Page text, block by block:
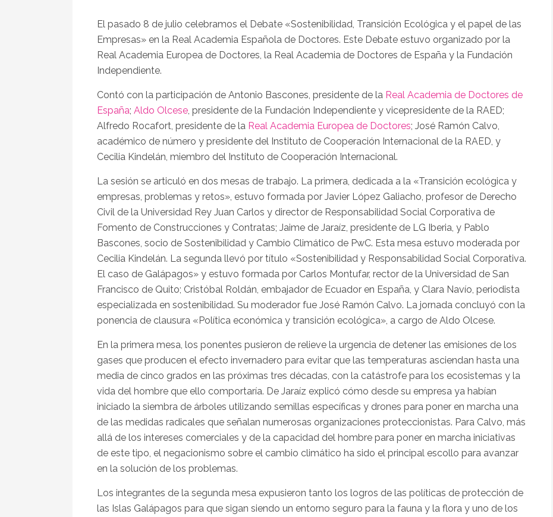
El pasado 8 de julio celebramos el Debate «Sostenibilidad, Transición Ecológica y el papel de las
Empresas» en la Real Academia Española de Doctores. Este Debate estuvo organizado por la
Real Academia Europea de Doctores, la Real Academia de Doctores de España y la Fundación
Independiente.
Contó con la participación de Antonio Bascones, presidente de la Real Academia de Doctores de
España; Aldo Olcese , presidente de la Fundación Independiente y vicepresidente de la RAED;
Alfredo Rocafort, presidente de la Real Academia Europea de Doctores; José Ramón Calvo,
académico de número y presidente del Instituto de Cooperación Internacional de la RAED, y
Cecilia Kindelán, miembro del Instituto de Cooperación Internacional.
La sesión se articuló en dos mesas de trabajo. La primera, dedicada a la «Transición ecológica y
empresas, problemas y retos», estuvo formada por Javier López Galiacho, profesor de Derecho
Civil de la Universidad Rey Juan Carlos y director de Responsabilidad Social Corporativa de
Fomento de Construcciones y Contratas; Jaime de Jaraíz, presidente de LG Iberia, y Pablo
Bascones, socio de Sostenibilidad y Cambio Climático de PwC. Esta mesa estuvo moderada por
Cecilia Kindelán. La segunda llevó por título «Sostenibilidad y Responsabilidad Social Corporativa.
El caso de Galápagos» y estuvo formada por Carlos Montufar, rector de la Universidad de San
Francisco de Quito; Cristóbal Roldán, embajador de Ecuador en España, y Clara Navío, periodista
especializada en sostenibilidad. Su moderador fue José Ramón Calvo. La jornada concluyó con la
ponencia de clausura «Política económica y transición ecológica», a cargo de Aldo Olcese.
En la primera mesa, los ponentes pusieron de relieve la urgencia de detener las emisiones de los
gases que producen el efecto invernadero para evitar que las temperaturas asciendan hasta una
media de cinco grados en las próximas tres décadas, con la catástrofe para los ecosistemas y la
vida del hombre que ello comportaría. De Jaraíz explicó cómo desde su empresa ya habían
iniciado la siembra de árboles utilizando semillas específicas y drones para poner en marcha una
de las medidas radicales que señalan numerosas organizaciones proteccionistas. Para Calvo, más
allá de los intereses comerciales y de la capacidad del hombre para poner en marcha iniciativas
de este tipo, el negacionismo sobre el cambio climático ha sido el principal escollo para avanzar
en la solución de los problemas.
Los integrantes de la segunda mesa expusieron tanto los logros de las políticas de protección de
las Islas Galápagos para que sigan siendo un entorno seguro para la fauna y la flora y uno de los